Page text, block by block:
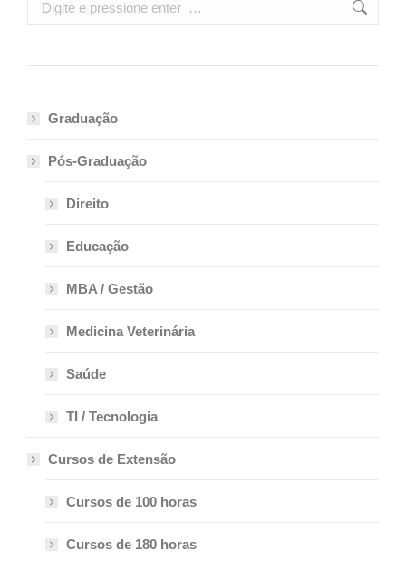
Graduação
Pós-Graduação
Direito
Educação
MBA / Gestão
Medicina Veterinária
Saúde
TI / Tecnologia
Cursos de Extensão
Cursos de 100 horas
Cursos de 180 horas